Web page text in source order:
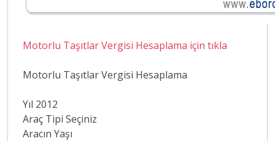
Motorlu Taşıtlar Vergisi Hesaplama için tıkla
Motorlu Taşıtlar Vergisi Hesaplama
Yıl 2012
Araç Tipi Seçiniz
Aracın Yaşı